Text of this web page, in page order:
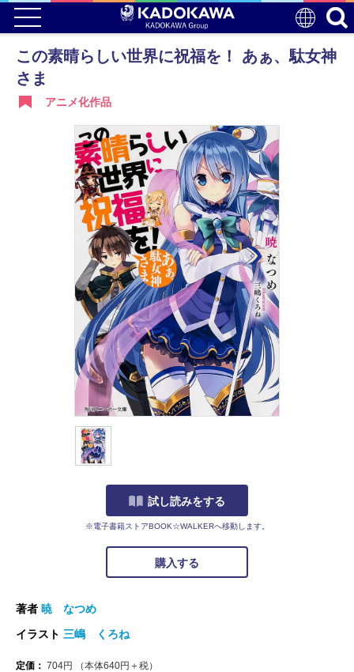
この素晴らしい世界に祝福を！ あぁ、駄女神
さま
アニメ化作品
試し読みをする
※電子書籍ストアBOOK☆WALKERへ移動します。
購入する
著者 暁 なつめ
イラスト 三嶋 くろね
定価： 704円 （本体640円＋税）